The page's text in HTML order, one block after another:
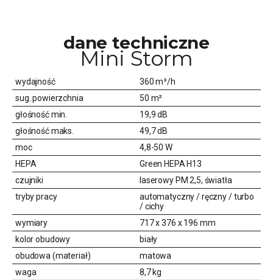
dane techniczne
Mini Storm
wydajność
360 m³/h
sug. powierzchnia
50 m²
głośność min.
19,9 dB
głośność maks.
49,7 dB
moc
4,8-50 W
HEPA
Green HEPA H13
czujniki
laserowy PM 2,5, światła
tryby pracy
automatyczny / ręczny / turbo
/ cichy
wymiary
717 x 376 x 196 mm
kolor obudowy
biały
obudowa (materiał)
matowa
waga
8,7 kg